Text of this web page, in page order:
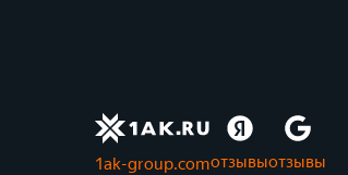
1ak-group.comотзывыотзывы